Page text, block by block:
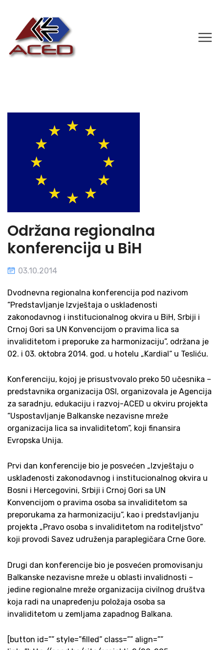
Održana regionalna
konferencija u BiH
03.10.2014
Dvodnevna regionalna konferencija pod nazivom
“Predstavljanje Izvještaja o usklađenosti
zakonodavnog i institucionalnog okvira u BiH, Srbiji i
Crnoj Gori sa UN Konvencijom o pravima lica sa
invaliditetom i preporuke za harmonizaciju”, održana je
02. i 03. oktobra 2014. god. u hotelu „Kardial“ u Tesliću.
Konferenciju, kojoj je prisustvovalo preko 50 učesnika –
predstavnika organizacija OSI, organizovala je Agencija
za saradnju, edukaciju i razvoj-ACED u okviru projekta
“Uspostavljanje Balkanske nezavisne mreže
organizacija lica sa invaliditetom”, koji finansira
Evropska Unija.
Prvi dan konferencije bio je posvećen „Izvještaju o
usklađenosti zakonodavnog i institucionalnog okvira u
Bosni i Hercegovini, Srbiji i Crnoj Gori sa UN
Konvencijom o pravima osoba sa invaliditetom sa
preporukama za harmonizaciju“, kao i predstavljanju
projekta „Pravo osoba s invaliditetom na roditeljstvo“
koji provodi Savez udruženja paraplegičara Crne Gore.
Drugi dan konferencije bio je posvećen promovisanju
Balkanske nezavisne mreže u oblasti invalidnosti –
jedine regionalne mreže organizacija civilnog društva
koja radi na unapređenju položaja osoba sa
invaliditetom u zemljama zapadnog Balkana.
[button id=”” style=”filled” class=”” align=””